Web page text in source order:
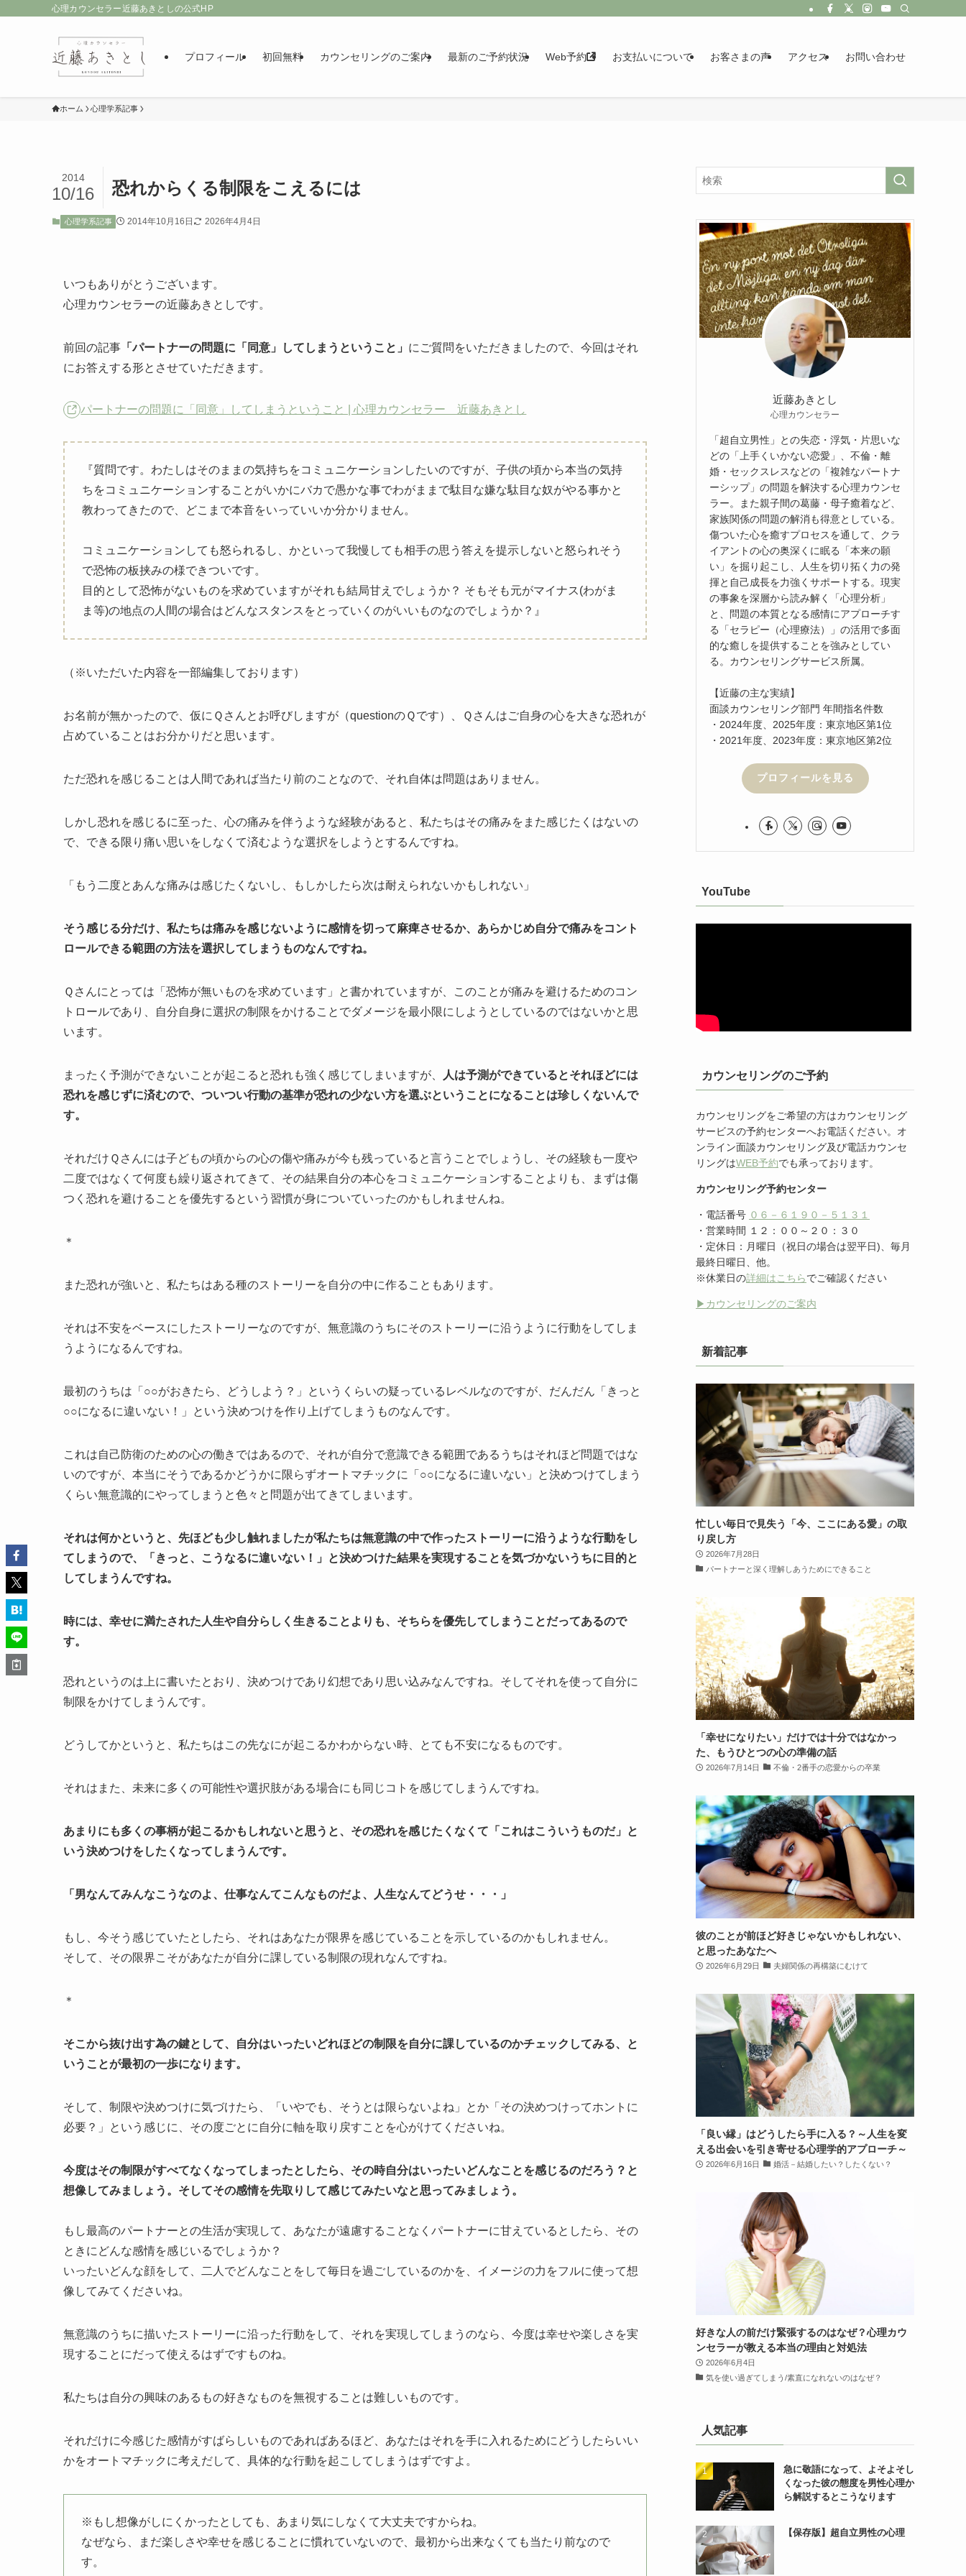
心理カウンセラー近藤あきとしの公式HP
プロフィール 初回無料 カウンセリングのご案内 最新のご予約状況 Web予約 お支払いについて お客さまの声 アクセス お問い合わせ
ホーム 心理学系記事
恐れからくる制限をこえるには
2014
10/16
心理学系記事 2014年10月16日 2026年4月4日
いつもありがとうございます。
心理カウンセラーの近藤あきとしです。
前回の記事 「パートナーの問題に「同意」してしまうということ」 にご質問をいただきましたので、今回はそれ
にお答えする形とさせていただきます。
パートナーの問題に「同意」してしまうということ | 心理カウンセラー 近藤あきとし
『質問です。わたしはそのままの気持ちをコミュニケーションしたいのですが、子供の頃から本当の気持
ちをコミュニケーションすることがいかにバカで愚かな事でわがままで駄目な嫌な駄目な奴がやる事かと
教わってきたので、どこまで本音をいっていいか分かりません。
コミュニケーションしても怒られるし、かといって我慢しても相手の思う答えを提示しないと怒られそう
で恐怖の板挟みの様できついです。
目的として恐怖がないものを求めていますがそれも結局甘えでしょうか？ そもそも元がマイナス(わがま
ま等)の地点の人間の場合はどんなスタンスをとっていくのがいいものなのでしょうか？』
（※いただいた内容を一部編集しております）
お名前が無かったので、仮にＱさんとお呼びしますが（questionのＱです）、Ｑさんはご自身の心を大きな恐れが
占めていることはお分かりだと思います。
ただ恐れを感じることは人間であれば当たり前のことなので、それ自体は問題はありません。
しかし恐れを感じるに至った、心の痛みを伴うような経験があると、私たちはその痛みをまた感じたくはないの
で、できる限り痛い思いをしなくて済むような選択をしようとするんですね。
「もう二度とあんな痛みは感じたくないし、もしかしたら次は耐えられないかもしれない」
そう感じる分だけ、私たちは痛みを感じないように感情を切って麻痺させるか、あらかじめ自分で痛みをコント
ロールできる範囲の方法を選択してしまうものなんですね。
Ｑさんにとっては「恐怖が無いものを求めています」と書かれていますが、このことが痛みを避けるためのコン
トロールであり、自分自身に選択の制限をかけることでダメージを最小限にしようとしているのではないかと思
います。
まったく予測ができないことが起こると恐れも強く感じてしまいますが、
人は予測ができているとそれほどには
恐れを感じずに済むので、ついつい行動の基準が恐れの少ない方を選ぶということになることは珍しくないんで
す。
それだけＱさんには子どもの頃からの心の傷や痛みが今も残っていると言うことでしょうし、その経験も一度や
二度ではなくて何度も繰り返されてきて、その結果自分の本心をコミュニケーションすることよりも、まずは傷
つく恐れを避けることを優先するという習慣が身についていったのかもしれませんね。
＊
また恐れが強いと、私たちはある種のストーリーを自分の中に作ることもあります。
それは不安をベースにしたストーリーなのですが、無意識のうちにそのストーリーに沿うように行動をしてしま
うようになるんですね。
最初のうちは「○○がおきたら、どうしよう？」というくらいの疑っているレベルなのですが、だんだん「きっと
○○になるに違いない！」という決めつけを作り上げてしまうものなんです。
これは自己防衛のための心の働きではあるので、それが自分で意識できる範囲であるうちはそれほど問題ではな
いのですが、本当にそうであるかどうかに限らずオートマチックに「○○になるに違いない」と決めつけてしまう
くらい無意識的にやってしまうと色々と問題が出てきてしまいます。
それは何かというと、先ほども少し触れましたが私たちは無意識の中で作ったストーリーに沿うような行動をし
てしまうので、「きっと、こうなるに違いない！」と決めつけた結果を実現することを気づかないうちに目的と
してしまうんですね。
時には、幸せに満たされた人生や自分らしく生きることよりも、そちらを優先してしまうことだってあるので
す。
恐れというのは上に書いたとおり、決めつけであり幻想であり思い込みなんですね。そしてそれを使って自分に
制限をかけてしまうんです。
どうしてかというと、私たちはこの先なにが起こるかわからない時、とても不安になるものです。
それはまた、未来に多くの可能性や選択肢がある場合にも同じコトを感じてしまうんですね。
あまりにも多くの事柄が起こるかもしれないと思うと、その恐れを感じたくなくて「これはこういうものだ」と
いう決めつけをしたくなってしまうんです。
「男なんてみんなこうなのよ、仕事なんてこんなものだよ、人生なんてどうせ・・・」
もし、今そう感じていたとしたら、それはあなたが限界を感じていることを示しているのかもしれません。
そして、その限界こそがあなたが自分に課している制限の現れなんですね。
＊
そこから抜け出す為の鍵として、自分はいったいどれほどの制限を自分に課しているのかチェックしてみる、と
いうことが最初の一歩になります。
そして、制限や決めつけに気づけたら、「いやでも、そうとは限らないよね」とか「その決めつけってホントに
必要？」という感じに、その度ごとに自分に軸を取り戻すことを心がけてくださいね。
今度はその制限がすべてなくなってしまったとしたら、その時自分はいったいどんなことを感じるのだろう？と
想像してみましょう。そしてその感情を先取りして感じてみたいなと思ってみましょう。
もし最高のパートナーとの生活が実現して、あなたが遠慮することなくパートナーに甘えているとしたら、その
ときにどんな感情を感じいるでしょうか？
いったいどんな顔をして、二人でどんなことをして毎日を過ごしているのかを、イメージの力をフルに使って想
像してみてくださいね。
無意識のうちに描いたストーリーに沿った行動をして、それを実現してしまうのなら、今度は幸せや楽しさを実
現することにだって使えるはずですものね。
私たちは自分の興味のあるもの好きなものを無視することは難しいものです。
それだけに今感じた感情がすばらしいものであればあるほど、あなたはそれを手に入れるためにどうしたらいい
かをオートマチックに考えだして、具体的な行動を起こしてしまうはずですよ。
※もし想像がしにくかったとしても、あまり気にしなくて大丈夫ですからね。
なぜなら、まだ楽しさや幸せを感じることに慣れていないので、最初から出来なくても当たり前なので
す。
近藤あきとし
心理カウンセラー
「超自立男性」との失恋・浮気・片思いな
どの「上手くいかない恋愛」、不倫・離
婚・セックスレスなどの「複雑なパートナ
ーシップ」の問題を解決する心理カウンセ
ラー。また親子間の葛藤・母子癒着など、
家族関係の問題の解消も得意としている。
傷ついた心を癒すプロセスを通して、クラ
イアントの心の奥深くに眠る「本来の願
い」を掘り起こし、人生を切り拓く力の発
揮と自己成長を力強くサポートする。現実
の事象を深層から読み解く「心理分析」
と、問題の本質となる感情にアプローチす
る「セラピー（心理療法）」の活用で多面
的な癒しを提供することを強みとしてい
る。カウンセリングサービス所属。
【近藤の主な実績】
面談カウンセリング部門 年間指名件数
・2024年度、2025年度：東京地区第1位
・2021年度、2023年度：東京地区第2位
プロフィールを見る
YouTube
カウンセリングのご予約
カウンセリングをご希望の方はカウンセリング
サービスの予約センターへお電話ください。オ
ンライン面談カウンセリング及び電話カウンセ
リングはWEB予約でも承っております。
カウンセリング予約センター
・電話番号 ０６－６１９０－５１３１
・営業時間 １２：００～２０：３０
・定休日：月曜日（祝日の場合は翌平日)、毎月
最終日曜日、他。
※休業日の詳細はこちらでご確認ください
▶︎カウンセリングのご案内
新着記事
忙しい毎日で見失う「今、ここにある愛」の取
り戻し方
2026年7月28日
パートナーと深く理解しあうためにできること
「幸せになりたい」だけでは十分ではなかっ
た、もうひとつの心の準備の話
2026年7月14日 不倫・2番手の恋愛からの卒業
彼のことが前ほど好きじゃないかもしれない、
と思ったあなたへ
2026年6月29日 夫婦関係の再構築にむけて
「良い縁」はどうしたら手に入る？～人生を変
える出会いを引き寄せる心理学的アプローチ～
2026年6月16日 婚活－結婚したい？したくない？
好きな人の前だけ緊張するのはなぜ？心理カウ
ンセラーが教える本当の理由と対処法
2026年6月4日
気を使い過ぎてしまう/素直になれないのはなぜ？
人気記事
急に敬語になって、よそよそし
くなった彼の態度を男性心理か
ら解説するとこうなります
【保存版】超自立男性の心理